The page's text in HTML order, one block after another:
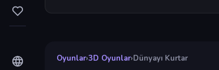
Oyunlar›3D Oyunlar›Dünyayı Kurtar